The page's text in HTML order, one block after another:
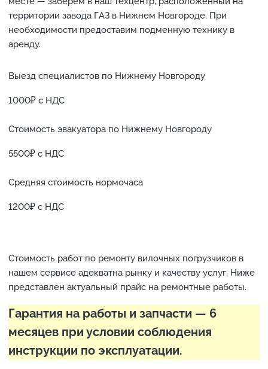
территории завода ГАЗ в Нижнем Новгороде. При
необходимости предоставим подменную технику в
аренду.
Выезд специалистов по Нижнему Новгороду
1000₽ с НДС
Стоимость эвакуатора по Нижнему Новгороду
5500₽ с НДС
Средняя стоимость нормочаса
1200₽ с НДС
Стоимость работ по ремонту вилочных погрузчиков в
нашем сервисе адекватна рынку и качеству услуг. Ниже
представлен актуальный прайс на ремонтные работы.
Гарантия на работы и запчасти — 6
месяцев при условии соблюдения
инструкции по эксплуатации.